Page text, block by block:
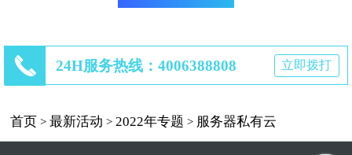
24H服务热线：4006388808 立即拨打
首页 >最新活动 > 2022年专题 > 服务器私有云